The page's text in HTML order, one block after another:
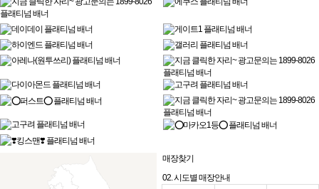
매장찾기
02. 시도별 매장안내